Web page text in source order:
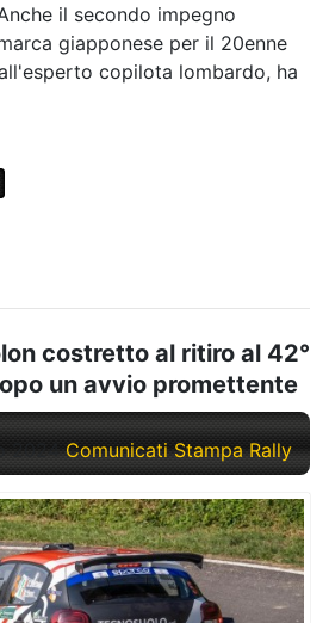
il secondo impegno
giapponese per il 20enne
copilota lombardo, ha
costretto al ritiro al 42°
un avvio promettente
2024 Comunicati Stampa Rally